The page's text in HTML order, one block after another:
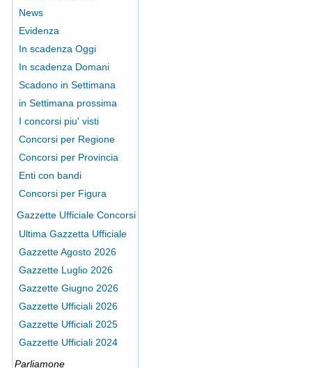
News
Evidenza
In scadenza Oggi
In scadenza Domani
Scadono in Settimana
in Settimana prossima
I concorsi piu' visti
Concorsi per Regione
Concorsi per Provincia
Enti con bandi
Concorsi per Figura
Gazzette Ufficiale Concorsi
Ultima Gazzetta Ufficiale
Gazzette Agosto 2026
Gazzette Luglio 2026
Gazzette Giugno 2026
Gazzette Ufficiali 2026
Gazzette Ufficiali 2025
Gazzette Ufficiali 2024
Parliamone